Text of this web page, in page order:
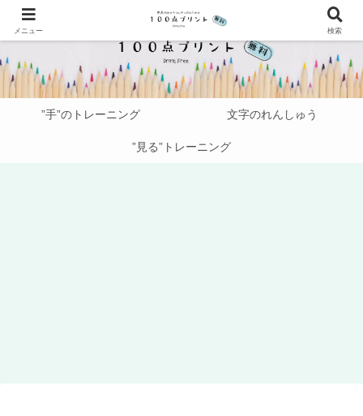
”手”のトレーニング 文字のれんしゅう
”見る”トレーニング
メニュー 検索